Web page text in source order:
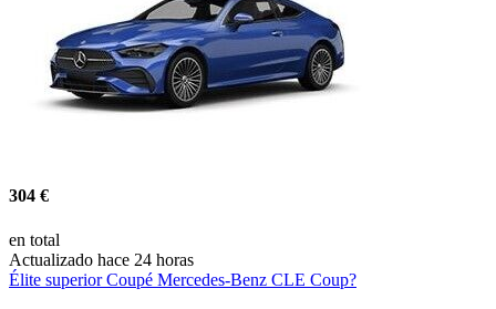
304 €
en total
Actualizado hace 24 horas
Élite superior Coupé Mercedes-Benz CLE Coup?